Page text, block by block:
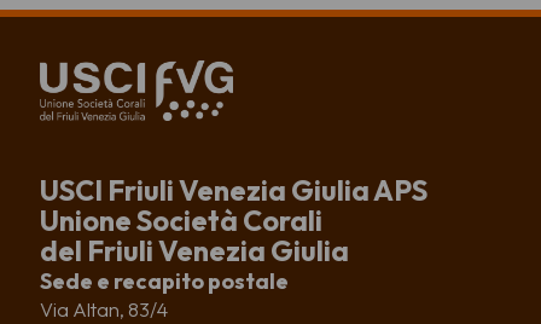
USCI Friuli Venezia Giulia APS
Unione Società Corali
del Friuli Venezia Giulia
Sede e recapito postale
Via Altan, 83/4